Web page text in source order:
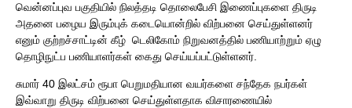
வென்னப்புவ பகுதியில் நிலத்தடி தொலைபேசி இணைப்புகளை திருடி
அதனை பழைய இரும்புக் கடையொன்றில் விற்பனை செய்துள்ளனர்
எனும் குற்றச்சாட்டின் கீழ் டெலிகோம் நிறுவனத்தில் பணியாற்றும் ஏழு
தொழிநுட்ப பணியாளர்கள் கைது செய்யப்பட்டுள்ளனர்.
சுமார் 40 இலட்சம் ரூபா பெறுமதியான வயர்களை சந்தேக நபர்கள்
இவ்வாறு திருடி விற்பனை செய்துள்ளதாக விசாரணையில்